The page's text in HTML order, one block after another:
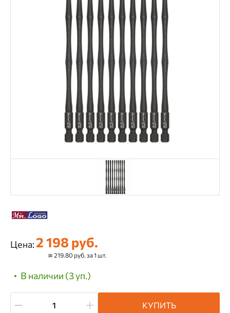
В наличии (3 уп.)
Цена:2 198 руб.
≅ 219.80 руб. за 1 шт.
КУПИТЬ